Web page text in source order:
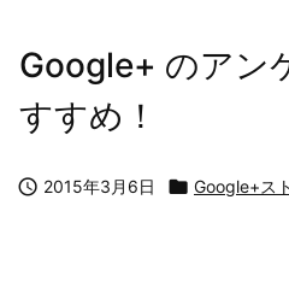
Google+ のアン
すすめ！
 2015年3月6日  Google+ス